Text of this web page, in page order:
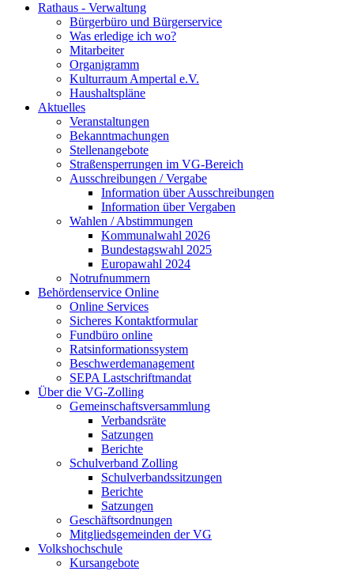
Rathaus - Verwaltung
Bürgerbüro und Bürgerservice
Was erledige ich wo?
Mitarbeiter
Organigramm
Kulturraum Ampertal e.V.
Haushaltspläne
Aktuelles
Veranstaltungen
Bekanntmachungen
Stellenangebote
Straßensperrungen im VG-Bereich
Ausschreibungen / Vergabe
Information über Ausschreibungen
Information über Vergaben
Wahlen / Abstimmungen
Kommunalwahl 2026
Bundestagswahl 2025
Europawahl 2024
Notrufnummern
Behördenservice Online
Online Services
Sicheres Kontaktformular
Fundbüro online
Ratsinformationssystem
Beschwerdemanagement
SEPA Lastschriftmandat
Über die VG-Zolling
Gemeinschaftsversammlung
Verbandsräte
Satzungen
Berichte
Schulverband Zolling
Schulverbandssitzungen
Berichte
Satzungen
Geschäftsordnungen
Mitgliedsgemeinden der VG
Volkshochschule
Kursangebote